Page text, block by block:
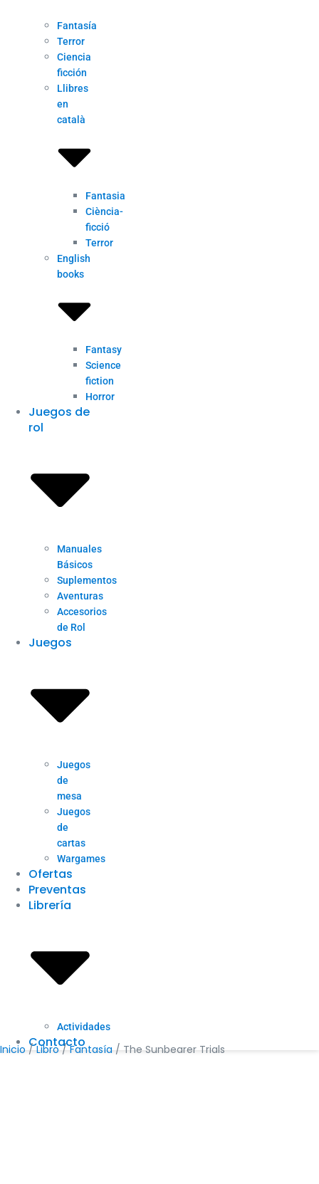
Fantasía
Terror
Ciencia
ficción
Llibres
en
català
Fantasia
Ciència-
ficció
Terror
English
books
Fantasy
Science
fiction
Horror
Juegos de
rol
Manuales
Básicos
Suplementos
Aventuras
Accesorios
de Rol
Juegos
Juegos
de
mesa
Juegos
de
cartas
Wargames
Ofertas
Preventas
Librería
Actividades
Contacto
Inicio /Libro/Fantasía / The Sunbearer Trials